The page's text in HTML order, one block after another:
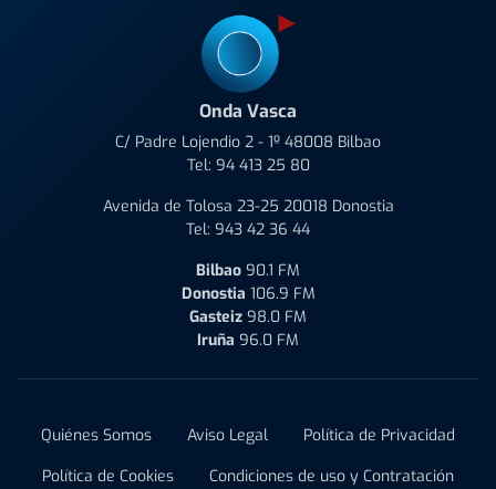
Onda Vasca
C/ Padre Lojendio 2 - 1º 48008 Bilbao
Tel: 94 413 25 80
Avenida de Tolosa 23-25 20018 Donostia
Tel: 943 42 36 44
Bilbao 90.1 FM
Donostia 106.9 FM
Gasteiz 98.0 FM
Iruña 96.0 FM
Quiénes Somos Aviso Legal
Política de Privacidad
Política de Cookies
Condiciones de uso y Contratación